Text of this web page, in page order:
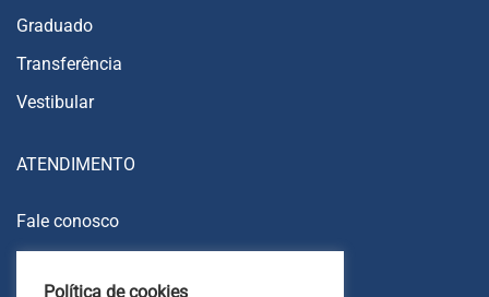
Graduado
Transferência
Vestibular
ATENDIMENTO
Fale conosco
Política de cookies